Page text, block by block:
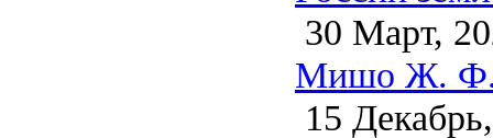
30 Март,
Мишо Ж. Ф.
15